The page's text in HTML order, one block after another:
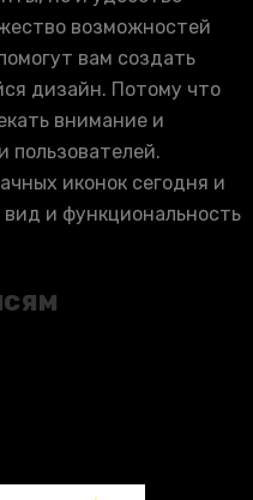
возможностей
вам создать
дизайн. Потому что
внимание и
пользователей.
иконок сегодня и
и функциональность